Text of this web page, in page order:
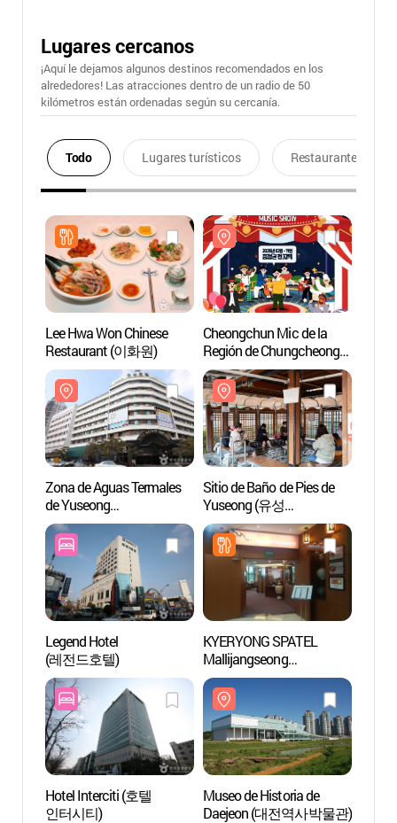
Lugares cercanos
¡Aquí le dejamos algunos destinos recomendados en los
alrededores! Las atracciones dentro de un radio de 50
kilómetros están ordenadas según su cercanía.
Todo Lugares turísticos Restaurantes
Lee Hwa Won Chinese
Restaurant (이화원)
Cheongchun Mic de la
Región de Chungcheong
(문화가 있는 날
청춘마이크 충청권)
Zona de Aguas Termales
de Yuseong
(유성온천지구)
Sitio de Baño de Pies de
Yuseong (유성
족욕체험장)
Legend Hotel
(레전드호텔)
KYERYONG SPATEL
Mallijangseong
(계룡스파텔 만리장성)
Hotel Interciti (호텔
인터시티)
Museo de Historia de
Daejeon (대전역사박물관)